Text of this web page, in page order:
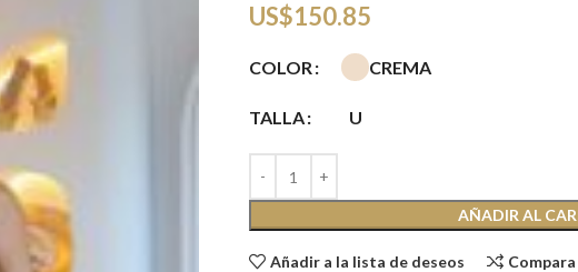
US$150.85
COLOR CREMA
TALLA U
AÑADIR AL
Añadir a la lista de deseos Compara